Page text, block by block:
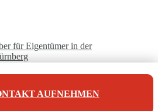
AUFNEHMEN
für Eigentümer in der